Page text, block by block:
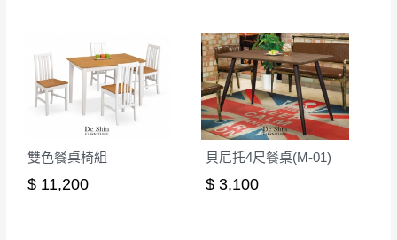
加收說明
。
由於透過電腦螢幕選購商品，可能會因個人
電腦螢幕的設定色差或解析度等因素， 與實
際商品的顏色、質感稍有不同，如因此而需
退換貨， 需自付來回運費及人資成本，請您
訂購前詳加確認。(包含商品尺寸是否合適)。
訂購前請確認商品尺寸，大型物件因為人工
丈量，難免會有些許誤差值(約正負0.5CM)
雙色餐桌椅組
$ 11,200
貝尼托4尺餐桌(M-01)
$ 3,100